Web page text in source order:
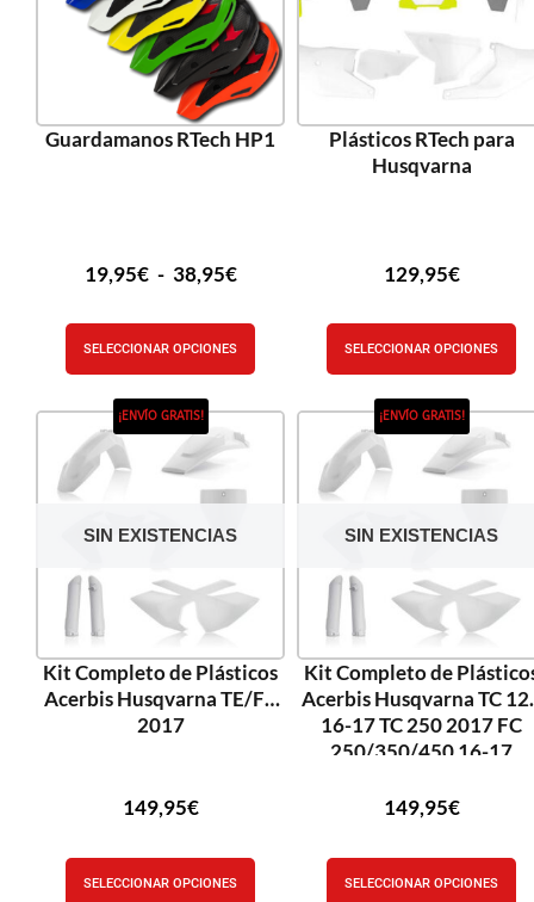
Guardamanos RTech HP1
19,95€ - 38,95€
SELECCIONAR OPCIONES
Plásticos RTech para
Husqvarna
129,95€
SELECCIONAR OPCIONES
SIN EXISTENCIAS
¡ENVÍO GRATIS!
Kit Completo de Plásticos
Acerbis Husqvarna TE/FE
2017
149,95€
SELECCIONAR OPCIONES
SIN EXISTENCIAS
¡ENVÍO GRATIS!
Kit Completo de
Acerbis Husqvarna TC
16-17 TC 250 2017 FC
250/350/450 16-17
149,95€
SELECCIONAR OPCIONES